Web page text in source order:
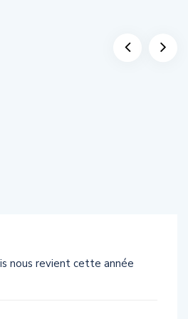
nous revient cette année